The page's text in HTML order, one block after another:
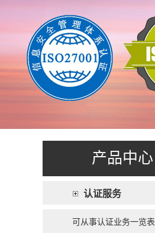
产品中心
认证服务
可从事认证业务一览表